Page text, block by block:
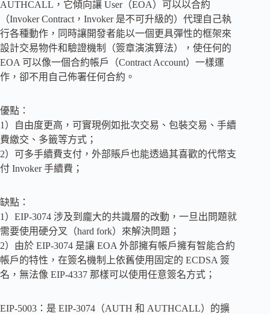
AUTHCALL，它傾向讓 User（EOA）可以以合約
（Invoker Contract，Invoker 是不可升級的）代理自己執
行各種動作，同時讓開發者能以一個更具彈性的框架來
設計交易物件和驗證機制（簽章演演算法），使任何的
EOA 可以像一個合約帳戶（Contract Account）一樣運
作，卻不用自己佈署任何合約。
優點：
1）自由度更高，可實現例如批次交易、包裝交易、手續
費繳交、多籤等方式；
2）可多手續費支付，外部賬戶也能透過其喜歡的代幣支
付 Invoker 手續費；
缺點：
1）EIP-3074 涉及到龐大的共識層的改動，一旦出問題就
需要使用硬分叉（hard fork）來解決問題；
2）由於 EIP-3074 是讓 EOA 外部擁有帳戶擁有智能合約
帳戶的特性，在簽名機制上依舊使用固定的 ECDSA 簽
名，無法像 EIP-4337 那樣可以使用任意簽名方式；
EIP-5003：是 EIP-3074（AUTH 和 AUTHCALL）的擴